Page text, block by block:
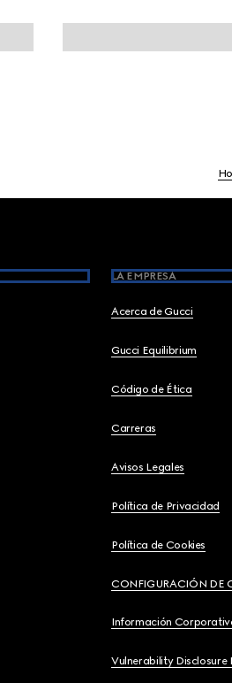
LA EMPRESA
Acerca de Gucci
Gucci Equilibrium
Código de Ética
Carreras
Avisos Legales
Política de Privacidad
Política de Cookies
CONFIGURACIÓN DE
Información
Vulnerability Disclosure